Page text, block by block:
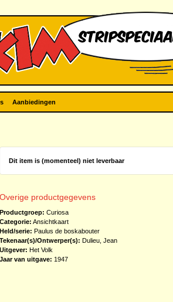
Aanbiedingen
Dit item is (momenteel) niet leverbaar
Overige productgegevens
Productgroep: Curiosa
Categorie: Ansichtkaart
Held/serie: Paulus de boskabouter
Tekenaar(s)/Ontwerper(s): Dulieu, Jean
Uitgever: Het Volk
Jaar van uitgave: 1947